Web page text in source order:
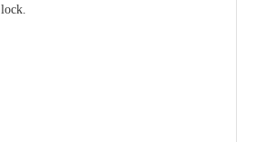
lock.